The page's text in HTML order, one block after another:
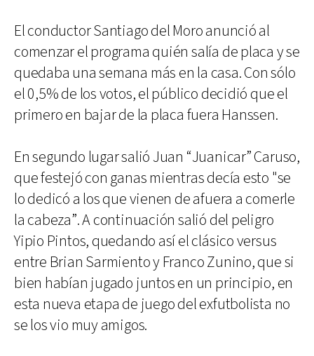
El conductor Santiago del Moro anunció al
comenzar el programa quién salía de placa y se
quedaba una semana más en la casa. Con sólo
el 0,5% de los votos, el público decidió que el
primero en bajar de la placa fuera Hanssen.
En segundo lugar salió Juan “Juanicar” Caruso,
que festejó con ganas mientras decía esto "se
lo dedicó a los que vienen de afuera a comerle
la cabeza”. A continuación salió del peligro
Yipio Pintos, quedando así el clásico versus
entre Brian Sarmiento y Franco Zunino, que si
bien habían jugado juntos en un principio, en
esta nueva etapa de juego del exfutbolista no
se los vio muy amigos.